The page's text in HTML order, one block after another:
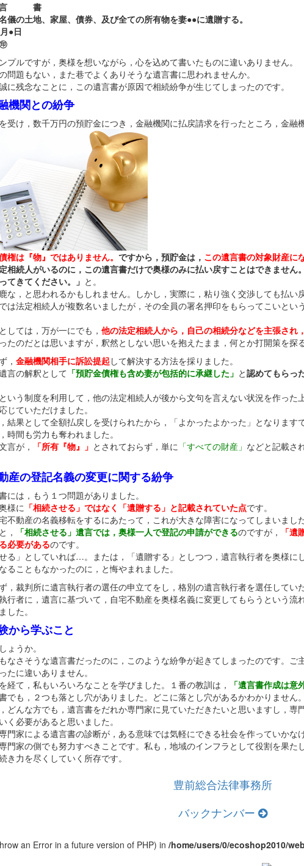
書
儀の土地、家屋、債券、及び全ての所有物を妻●●に遺贈する。
●日
プルですが，奥様を想いながら，心を込めて書いたものに違いありません。
問題もない，また巷でよくありそうな遺言書に思われませんか。
に残念なことに，この遺言書が原因で相続紛争が生じてしまったのです。
関との紛争
受け，数千万円の預貯金につき，金融機関に払戻請求を行ったところ，金融
権は『物』ではありません。 ですから，預貯金は， この遺言書の対象財産に
相続人がいるのに，この遺言書だけで奥様のみに払い戻すことはできませ
てきてください。」 と。
な，と思われるかもしれません。しかし，実際に，粘り強く交渉しても払い
は法定相続人が複数名いましたが，その全員の署名押印をもらってこいとい
しては，万が一にでも， 他の法定相続人から，自己の相続分などを主張され
たのだとは思いますが，釈然としない思いを抱えたまま，何とか打開策を探
， 金融機関相手に訴訟提起 して解決する方法を採りました。
言の解釈として 「預貯金債権も含め妻が包括的に承継した」 と認めてもらっ
いう制度を利用して，他の法定相続人が後から文句を言えない状況を作った
じていただけました。
結果として全額払戻しを受けられたから，「よかったよかった」となりま
時間も労力も奪われました。
言が，
「所有『物』」 とされておらず，単に 「すべての財産」 などと記載さ
の登記名義の変更に関する紛争
には，もう１つ問題がありました。
様に 「相続させる」ではなく「遺贈する」と記載されていた点です。
不動産の名義移転をするにあたって，これが大きな障害になってしまいました
，
「相続させる」遺言では，奥様一人で登記の申請ができるのですが，
「
必要があるのです。
せる」としていれば…。または，「遺贈する」としつつ，遺言執行者を奥様
ることもなかったのに，と悔やまれました。
，裁判所に遺言執行者の選任の申立てをし，格別の遺言執行者を選任してい
行者に，遺言に基づいて，自宅不動産を奥様名義に変更してもらうという
した。
ら学ぶこと
ょうか。
なさそうな遺言書だったのに，このような紛争が起きてしまったのです。ご
たに違いありません。
経て，私もいろいろなことを学びました。１番の教訓は，
「遺言書作成は意
でも，２つも落とし穴がありました。どこに落とし穴があるかわかりません。
どんな方でも，遺言書をだれか専門家に見ていただきたいと思いますし，
く必要があると思いました。
門家による遺言書の診断が，ある意味では気軽にできる社会を作っていかな
門家の側でも努力すべきことです。私も，地域のインフラとして役割を果た
き力を尽くしていく所存です。
豊前総合法律事務所
バックナンバー
an Error in a future version of PHP) in /home/users/0/ecoshop2010/